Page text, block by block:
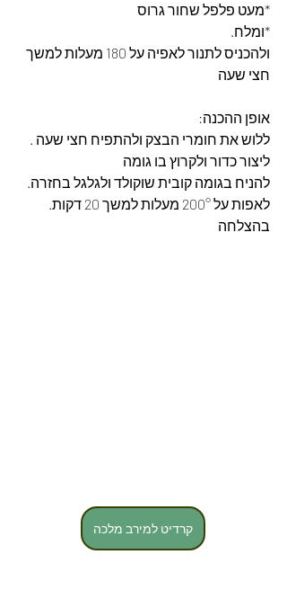
*מעט פלפל שחור גרוס
*ומלח.
ולהכניס לתנור לאפיה על 180 מעלות למשך
חצי שעה
אופן ההכנה:
ללוש את חומרי הבצק ולהתפיח חצי שעה .
ליצור כדור ולקרוץ בו גומה
להניח בגומה קובית שוקולד ולגלגל בחזרה.
לאפות על 200° מעלות למשך 20 דקות.
בהצלחה
קרדיט למירב מלכה